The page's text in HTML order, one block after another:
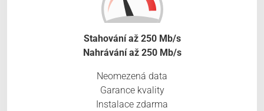
Stahování až 250 Mb/s
Nahrávání až 250 Mb/s
Neomezená data
Garance kvality
Instalace zdarma